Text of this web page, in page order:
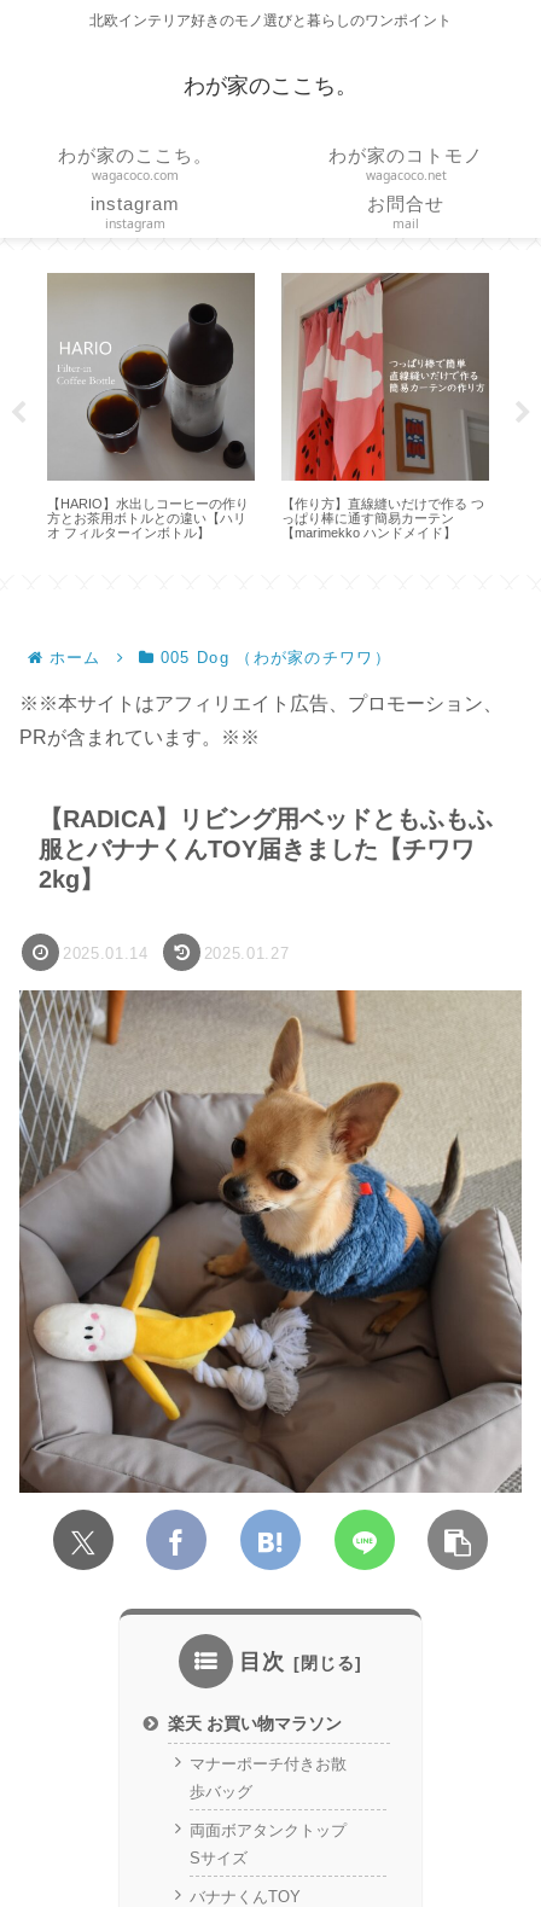
北欧インテリア好きのモノ選びと暮らしのワンポイント
わが家のここち。
わが家のここち。
wagacoco.com
わが家のコトモノ
wagacoco.net
instagram
instagram
お問合せ
mail
【HARIO】水出しコーヒーの作り
方とお茶用ボトルとの違い【ハリ
オ フィルターインボトル】
【作り方】直線縫いだけで作る つ
っぱり棒に通す簡易カーテン
【marimekko ハンドメイド】
ホーム 005 Dog （わが家のチワワ）
※※本サイトはアフィリエイト広告、プロモーション、
PRが含まれています。※※
【RADICA】リビング用ベッドともふもふ
服とバナナくんTOY届きました【チワワ
2kg】
2025.01.14 2025.01.27
目次
楽天 お買い物マラソン
マナーポーチ付きお散
歩バッグ
両面ボアタンクトップ
Sサイズ
バナナくんTOY